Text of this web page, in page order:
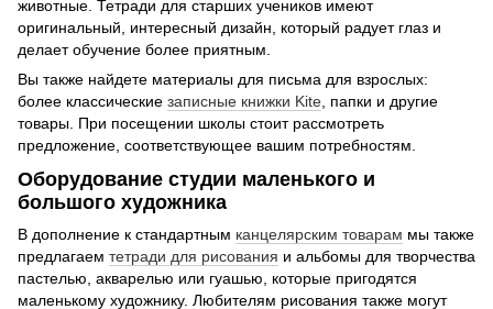
животные. Тетради для старших учеников имеют
оригинальный, интересный дизайн, который радует глаз и
делает обучение более приятным.
Вы также найдете материалы для письма для взрослых:
более классические записные книжки Kite , папки и другие
товары. При посещении школы стоит рассмотреть
предложение, соответствующее вашим потребностям.
Оборудование студии маленького и
большого художника
В дополнение к стандартным канцелярским товарам мы также
предлагаем тетради для рисования и альбомы для творчества
пастелью, акварелью или гуашью, которые пригодятся
маленькому художнику. Любителям рисования также могут